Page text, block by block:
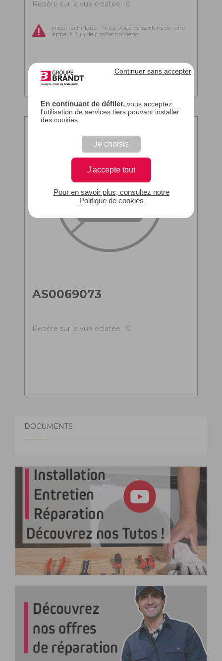
En continuant de défiler,vous acceptez
l'utilisation de services tiers pouvant installer
des cookies
Je choisis
J'accepte tout
Continuer sans accepter
Pour en savoir plus, consultez notre
Politique de cookies
Repère sur la vue éclatée : 0
Pièce technique - Nous vous conseillons de faire
appel à l'un de nos techniciens
AS0069073
Repère sur la vue éclatée : 0
DOCUMENTS